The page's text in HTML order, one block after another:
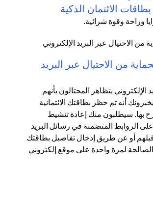
الائتمان الذكية
وراحة وقوة شرائية.
من الاحتيال عبر البريد
الإلكتروني يتظاهر المحتالون بأنهم
أنه تم حظر بطاقتك الائتمانية
بها. سيطلبون منك إعادة تنشيط
الروابط المتضمنة في رسائل البريد
أو عن طريق إدخال تفاصيل بطاقتك
لمرة واحدة على موقع إلكتروني